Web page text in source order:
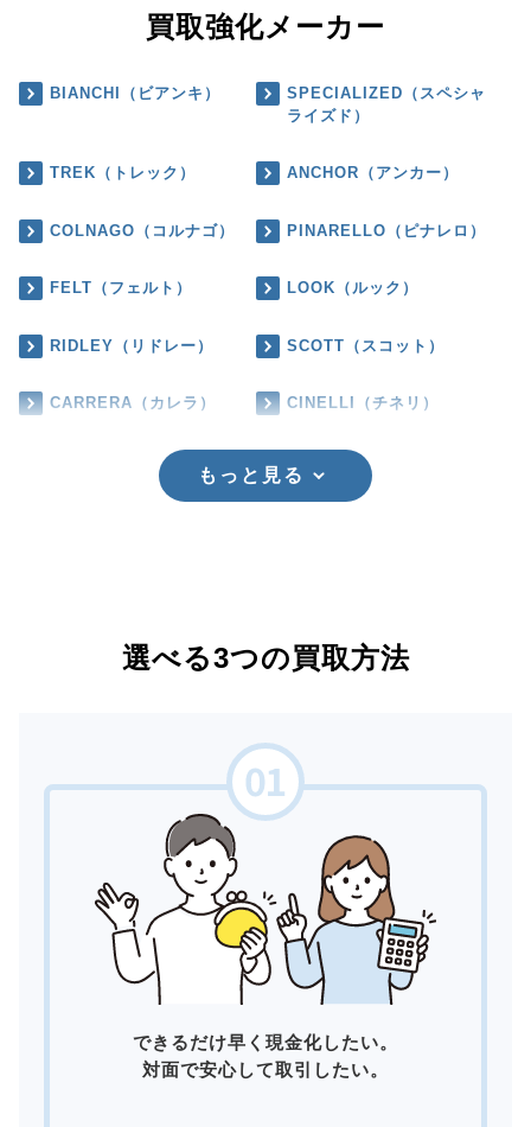
買取強化メーカー
BIANCHI（ビアンキ）
SPECIALIZED（スペシャ
ライズド）
TREK（トレック） ANCHOR（アンカー）
COLNAGO（コルナゴ） PINARELLO（ピナレロ）
FELT（フェルト） LOOK（ルック）
RIDLEY（リドレー） SCOTT（スコット）
CARRERA（カレラ） CINELLI（チネリ）
もっと見る
選べる3つの買取方法
できるだけ早く現金化したい。
対面で安心して取引したい。